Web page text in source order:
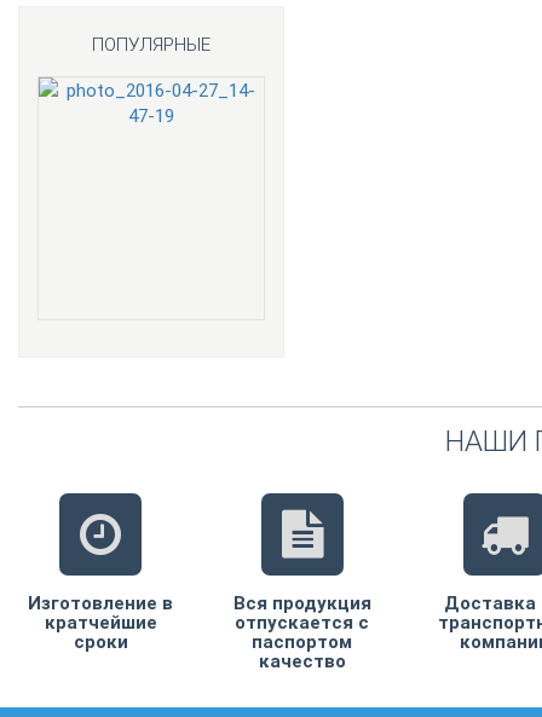
ПОПУЛЯРНЫЕ
НАШИ
Изготовление в
кратчейшие
сроки
Вся продукция
отпускается с
паспортом
качество
Доставка